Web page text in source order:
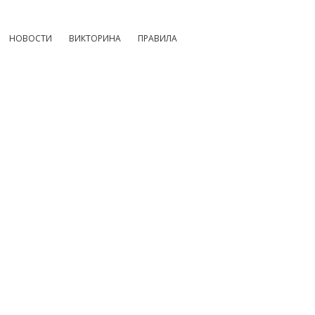
НОВОСТИ ВИКТОРИНА ПРАВИЛА